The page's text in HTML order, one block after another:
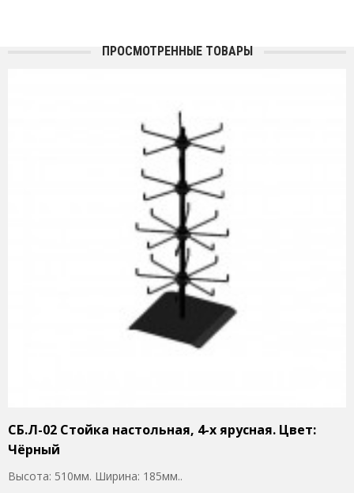
ПРОСМОТРЕННЫЕ ТОВАРЫ
СБ.Л-02 Стойка настольная, 4-х ярусная. Цвет:
Чёрный
Высота: 510мм. Ширина: 185мм..